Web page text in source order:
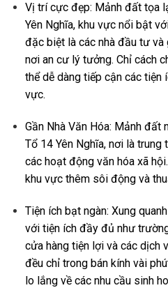
Vị trí cực đẹp: Mảnh đất tọa
Yên Nghĩa, khu vực nổi bật
đặc biệt là các nhà đầu tư
nơi an cư lý tưởng. Chỉ cách
thể dễ dàng tiếp cận các tiện
vực.
Gần Nhà Văn Hóa: Mảnh đất
Tổ 14 Yên Nghĩa, nơi là
các hoạt động văn hóa xã
khu vực thêm sôi động và
Tiện ích bạt ngàn: Xung
với tiện ích đầy đủ như
cửa hàng tiện lợi và các dịch
đều chỉ trong bán kính vài
lo lắng về các nhu cầu sinh